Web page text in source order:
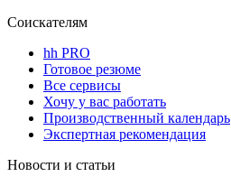
Соискателям
hh PRO
Готовое резюме
Все сервисы
Хочу у вас работать
Производственный календарь
Экспертная рекомендация
Новости и статьи